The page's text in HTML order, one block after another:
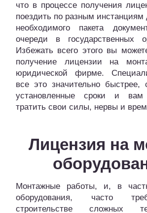
что в процессе получения
поездить по разным инстанциям
необходимого пакета
очереди в государственных
Избежать всего этого вы
получение лицензии на
юридической фирме.
все это значительно быстрее,
установленные сроки и
тратить свои силы, нервы и
Лицензия на
Монтажные работы, и, в
оборудования, часто
строительстве сложных